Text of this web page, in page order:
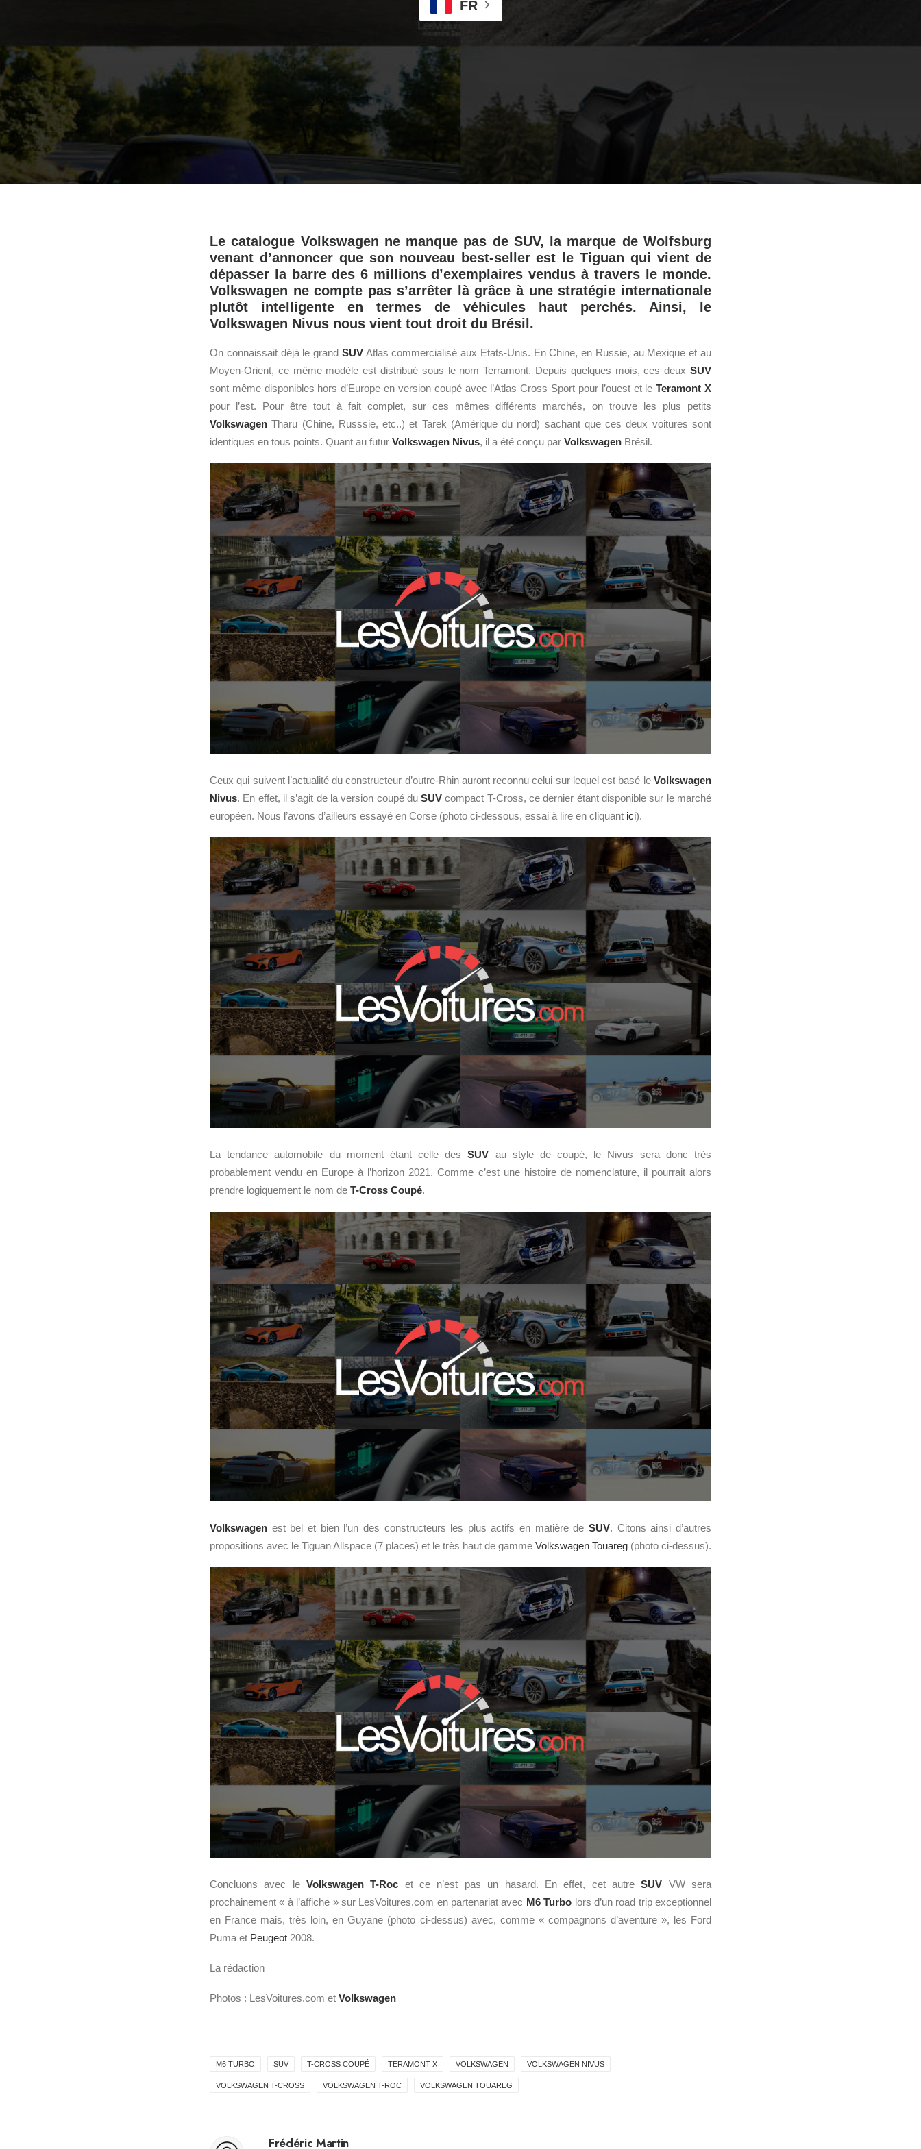
FR
Le catalogue Volkswagen ne manque pas de SUV, la marque de Wolfsburg
venant d’annoncer que son nouveau best-seller est le Tiguan qui vient de
dépasser la barre des 6 millions d’exemplaires vendus à travers le monde.
Volkswagen ne compte pas s’arrêter là grâce à une stratégie internationale
plutôt intelligente en termes de véhicules haut perchés. Ainsi, le
Volkswagen Nivus nous vient tout droit du Brésil.
On connaissait déjà le grand SUVAtlas commercialisé aux Etats-Unis. En Chine, en Russie, au Mexique et au
Moyen-Orient, ce même modèle est distribué sous le nom Terramont. Depuis quelques mois, ces deux SUV
sont même disponibles hors d’Europe en version coupé avec l’Atlas Cross Sport pour l’ouest et leTeramont X
pour l’est. Pour être tout à fait complet, sur ces mêmes différents marchés, on trouve les plus petits
Volkswagen Tharu (Chine, Russsie, etc..) et Tarek (Amérique du nord) sachant que ces deux voitures sont
identiques en tous points. Quant au futur Volkswagen Nivus, il a été conçu par Volkswagen Brésil.
Ceux qui suivent l’actualité du constructeur d’outre-Rhin auront reconnu celui sur lequel est basé le Volkswagen
Nivus. En effet, il s’agit de la version coupé duSUV compact T-Cross, ce dernier étant disponible sur le marché
européen. Nous l’avons d’ailleurs essayé en Corse (photo ci-dessous, essai à lire en cliquant ici).
La tendance automobile du moment étant celle desSUV au style de coupé, le Nivus sera donc très
probablement vendu en Europe à l’horizon 2021. Comme c’est une histoire de nomenclature, il pourrait alors
prendre logiquement le nom de T-Cross Coupé.
Volkswagen est bel et bien l’un des constructeurs les plus actifs en matière deSUV. Citons ainsi d’autres
propositions avec le Tiguan Allspace (7 places) et le très haut de gamme Volkswagen Touareg (photo ci-dessus).
Concluons avec leVolkswagen T-Roc et ce n’est pas un hasard. En effet, cet autreSUV VW sera
prochainement « à l’affiche » sur LesVoitures.com en partenariat avec M6 Turbo lors d’un road trip exceptionnel
en France mais, très loin, en Guyane (photo ci-dessus) avec, comme « compagnons d’aventure », les Ford
Puma et Peugeot 2008.
La rédaction
Photos : LesVoitures.com et Volkswagen
M6 TURBO SUV T-CROSS COUPÉ TERAMONT X VOLKSWAGEN VOLKSWAGEN NIVUS
VOLKSWAGEN T-CROSS VOLKSWAGEN T-ROC VOLKSWAGEN TOUAREG
Frédéric Martin